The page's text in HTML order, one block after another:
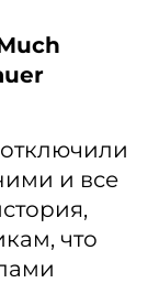
и все
что